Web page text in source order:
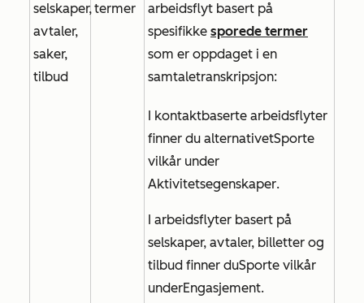
selskaper,
avtaler,
saker,
tilbud
termer
arbeidsflyt basert på
spesifikke sporede termer
som er oppdaget i en
samtaletranskripsjon:
I kontaktbaserte arbeidsflyter
finner du alternativetSporte
vilkår under
Aktivitetsegenskaper.
I arbeidsflyter basert på
selskaper, avtaler, billetter og
tilbud finner duSporte vilkår
underEngasjement.